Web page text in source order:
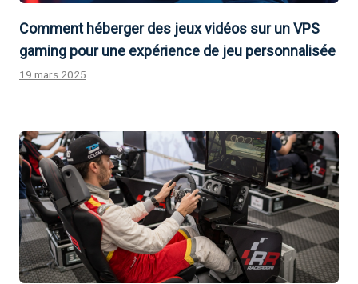
Comment héberger des jeux vidéos sur un VPS
gaming pour une expérience de jeu personnalisée
19 mars 2025